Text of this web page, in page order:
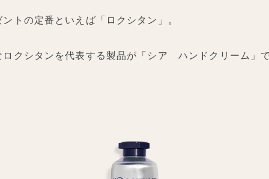
ントの定番といえば「ロクシタン」。
ロクシタンを代表する製品が「シア ハンドクリーム」